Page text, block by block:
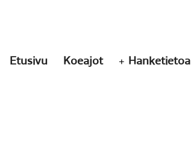
Etusivu Koeajot Hanketietoa